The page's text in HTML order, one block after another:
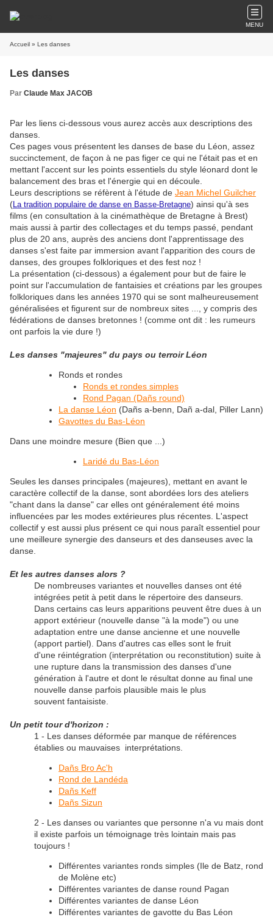
MENU
Accueil » Les danses
Les danses
Par Claude Max JACOB
Par les liens ci-dessous vous aurez accès aux descriptions des
danses.
Ces pages vous présentent les danses de base du Léon, assez
succinctement, de façon à ne pas figer ce qui ne l'était pas et en
mettant l'accent sur les points essentiels du style léonard dont le
balancement des bras et l'énergie qui en découle.
Leurs descriptions se réfèrent à l'étude de Jean Michel Guilcher
(La tradition populaire de danse en Basse-Bretagne) ainsi qu'à ses
films (en consultation à la cinémathèque de Bretagne à Brest)
mais aussi à partir des collectages et du temps passé, pendant
plus de 20 ans, auprès des anciens dont l'apprentissage des
danses s'est faite par immersion avant l'apparition des cours de
danses, des groupes folkloriques et des fest noz !
La présentation (ci-dessous) a également pour but de faire le
point sur l'accumulation de fantaisies et créations par les groupes
folkloriques dans les années 1970 qui se sont malheureusement
généralisées et figurent sur de nombreux sites ..., y compris des
fédérations de danses bretonnes ! (comme ont dit : les rumeurs
ont parfois la vie dure !)
Les danses "majeures" du pays ou terroir Léon
Ronds et rondes
Ronds et rondes simples
Rond Pagan (Dañs round)
La danse Léon (Dañs a-benn, Dañ a-dal, Piller Lann)
Gavottes du Bas-Léon
Dans une moindre mesure (Bien que ...)
Laridé du Bas-Léon
Seules les danses principales (majeures), mettant en avant le
caractère collectif de la danse, sont abordées lors des ateliers
"chant dans la danse" car elles ont généralement été moins
influencées par les modes extérieures plus récentes. L'aspect
collectif y est aussi plus présent ce qui nous paraît essentiel pour
une meilleure synergie des danseurs et des danseuses avec la
danse.
Et les autres danses alors ?
De nombreuses variantes et nouvelles danses ont été
intégrées petit à petit dans le répertoire des danseurs.
Dans certains cas leurs apparitions peuvent être dues à un
apport extérieur (nouvelle danse "à la mode") ou une
adaptation entre une danse ancienne et une nouvelle
(apport partiel). Dans d'autres cas elles sont le fruit
d'une réintégration (interprétation ou reconstitution) suite à
une rupture dans la transmission des danses d'une
génération à l'autre et dont le résultat donne au final une
nouvelle danse parfois plausible mais le plus
souvent fantaisiste.
Un petit tour d'horizon :
1 - Les danses déformée par manque de références
établies ou mauvaises interprétations.
Dañs Bro Ac'h
Rond de Landéda
Dañs Keff
Dañs Sizun
2 - Les danses ou variantes que personne n'a vu mais dont
il existe parfois un témoignage très lointain mais pas
toujours !
Différentes variantes ronds simples (Ile de Batz, rond
de Molène etc)
Différentes variantes de danse round Pagan
Différentes variantes de danse Léon
Différentes variantes de gavotte du Bas Léon